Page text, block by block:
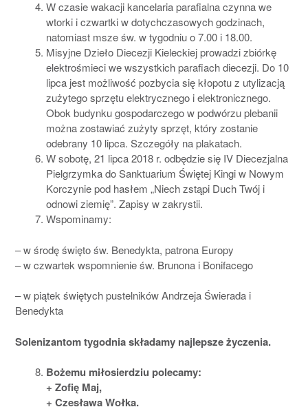
W czasie wakacji kancelaria parafialna czynna we
wtorki i czwartki w dotychczasowych godzinach,
natomiast msze św. w tygodniu o 7.00 i 18.00.
Misyjne Dzieło Diecezji Kieleckiej prowadzi zbiórkę
elektrośmieci we wszystkich parafiach diecezji. Do 10
lipca jest możliwość pozbycia się kłopotu z utylizacją
zużytego sprzętu elektrycznego i elektronicznego.
Obok budynku gospodarczego w podwórzu plebanii
można zostawiać zużyty sprzęt, który zostanie
odebrany 10 lipca. Szczegóły na plakatach.
W sobotę, 21 lipca 2018 r. odbędzie się IV Diecezjalna
Pielgrzymka do Sanktuarium Świętej Kingi w Nowym
Korczynie pod hasłem „Niech zstąpi Duch Twój i
odnowi ziemię”. Zapisy w zakrystii.
Wspominamy:
– w środę święto św. Benedykta, patrona Europy
– w czwartek wspomnienie św. Brunona i Bonifacego
– w piątek świętych pustelników Andrzeja Świerada i
Benedykta
Solenizantom tygodnia składamy najlepsze życzenia.
Bożemu miłosierdziu polecamy:
+ Zofię Maj,
+ Czesława Wołka.